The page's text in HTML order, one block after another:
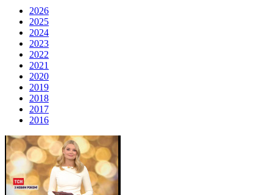
2026
2025
2024
2023
2022
2021
2020
2019
2018
2017
2016